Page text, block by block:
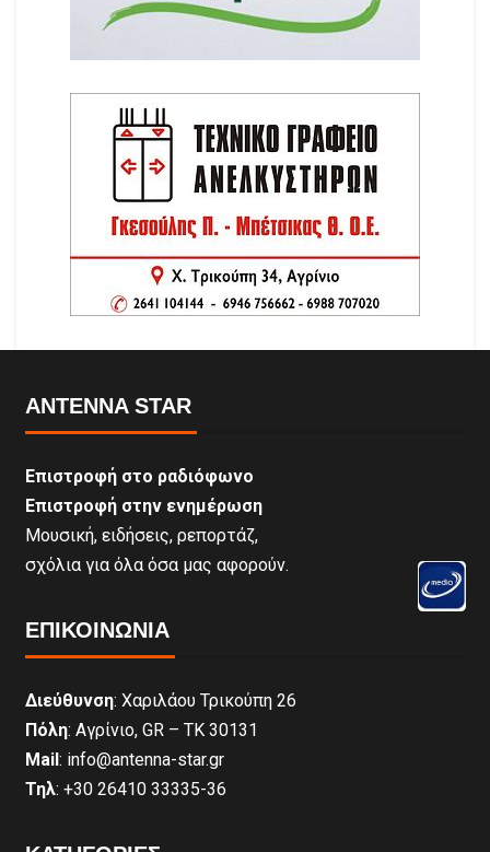
ANTENNA STAR
Επιστροφή στο ραδιόφωνο
Επιστροφή στην ενημέρωση
Μουσική, ειδήσεις, ρεπορτάζ,
σχόλια για όλα όσα μας αφορούν.
ΕΠΙΚΟΙΝΩΝΊΑ
Διεύθυνση: Χαριλάου Τρικούπη 26
Πόλη: Αγρίνιο, GR – ΤΚ 30131
Mail: info@antenna-star.gr
Τηλ: +30 26410 33335-36